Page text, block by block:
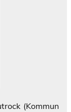
(Kommun